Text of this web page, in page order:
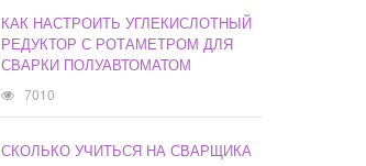
КАК НАСТРОИТЬ УГЛЕКИСЛОТНЫЙ
РЕДУКТОР С РОТАМЕТРОМ ДЛЯ
СВАРКИ ПОЛУАВТОМАТОМ
7010
СКОЛЬКО УЧИТЬСЯ НА СВАРЩИКА